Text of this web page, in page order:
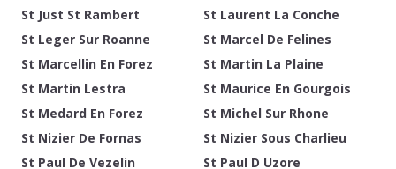
St Just St Rambert
St Laurent La Conche
St Leger Sur Roanne
St Marcel De Felines
St Marcellin En Forez
St Martin La Plaine
St Martin Lestra
St Maurice En Gourgois
St Medard En Forez
St Michel Sur Rhone
St Nizier De Fornas
St Nizier Sous Charlieu
St Paul De Vezelin
St Paul D Uzore